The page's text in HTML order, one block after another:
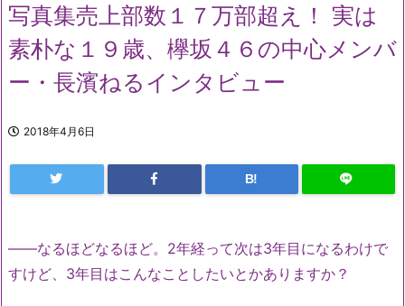
写真集売上部数１７万部超え！ 実は
素朴な１９歳、欅坂４６の中心メンバ
ー・長濱ねるインタビュー
2018年4月6日
B!
――なるほどなるほど。2年経って次は3年目になるわけで
すけど、3年目はこんなことしたいとかありますか？